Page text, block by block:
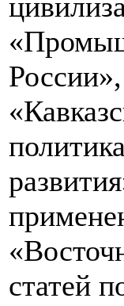
статей